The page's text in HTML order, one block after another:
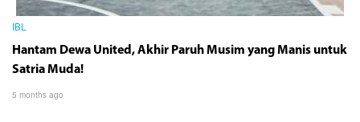
IBL
Hantam Dewa United, Akhir Paruh Musim yang Manis untuk
Satria Muda!
5 months ago